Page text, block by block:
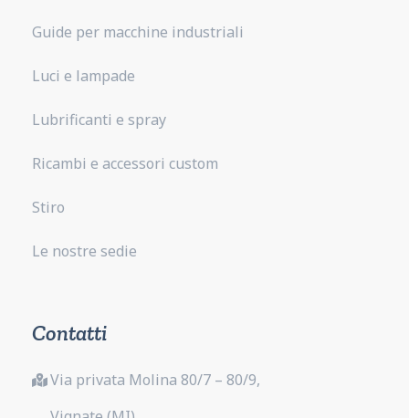
Guide per macchine industriali
Luci e lampade
Lubrificanti e spray
Ricambi e accessori custom
Stiro
Le nostre sedie
Contatti
Via privata Molina 80/7 – 80/9,